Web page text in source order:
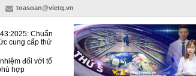
toasoan@vietq.vn
Chuẩn
cung cấp thử
đối với tổ
hợp